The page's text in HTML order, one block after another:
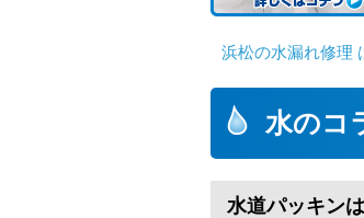
浜松の水漏れ修理
水のコ
水道パッキン